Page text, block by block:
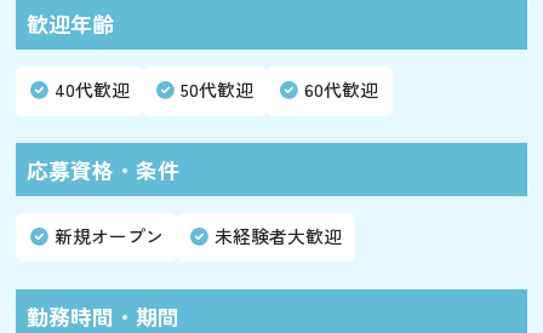
歓迎年齢
40代歓迎 50代歓迎 60代歓迎
応募資格・条件
新規オープン 未経験者大歓迎
勤務時間・期間